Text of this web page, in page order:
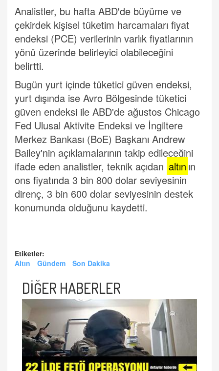
Analistler, bu hafta ABD'de büyüme ve
çekirdek kişisel tüketim harcamaları fiyat
endeksi (PCE) verilerinin varlık fiyatlarının
yönü üzerinde belirleyici olabileceğini
belirtti.
Bugün yurt içinde tüketici güven endeksi,
yurt dışında ise Avro Bölgesinde tüketici
güven endeksi ile ABD'de ağustos Chicago
Fed Ulusal Aktivite Endeksi ve İngiltere
Merkez Bankası (BoE) Başkanı Andrew
Bailey'nin açıklamalarının takip edileceğini
ifade eden analistler, teknik açıdan altın ın
ons fiyatında 3 bin 800 dolar seviyesinin
direnç, 3 bin 600 dolar seviyesinin destek
konumunda olduğunu kaydetti.
Etiketler:
Altın
Gündem Son Dakika
DİĞER HABERLER